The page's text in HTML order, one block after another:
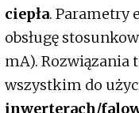
ciepła. Parametry
obsługę
mA). Rozwiązania
wszystkim do
inwerterach/